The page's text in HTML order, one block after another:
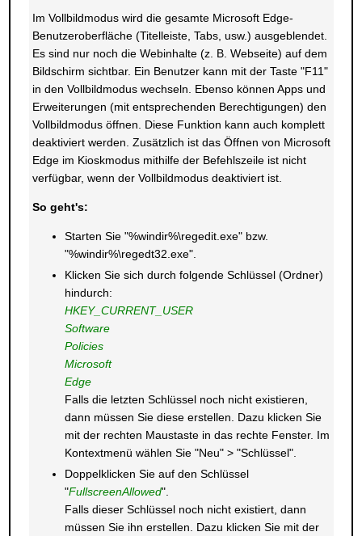
Im Vollbildmodus wird die gesamte Microsoft Edge-
Benutzeroberfläche (Titelleiste, Tabs, usw.) ausgeblendet.
Es sind nur noch die Webinhalte (z. B. Webseite) auf dem
Bildschirm sichtbar. Ein Benutzer kann mit der Taste "F11"
in den Vollbildmodus wechseln. Ebenso können Apps und
Erweiterungen (mit entsprechenden Berechtigungen) den
Vollbildmodus öffnen. Diese Funktion kann auch komplett
deaktiviert werden. Zusätzlich ist das Öffnen von Microsoft
Edge im Kioskmodus mithilfe der Befehlszeile ist nicht
verfügbar, wenn der Vollbildmodus deaktiviert ist.
So geht's:
Starten Sie "%windir%\regedit.exe" bzw.
"%windir%\regedt32.exe".
Klicken Sie sich durch folgende Schlüssel (Ordner)
hindurch:
HKEY_CURRENT_USER
Software
Policies
Microsoft
Edge
Falls die letzten Schlüssel noch nicht existieren,
dann müssen Sie diese erstellen. Dazu klicken Sie
mit der rechten Maustaste in das rechte Fenster. Im
Kontextmenü wählen Sie "Neu" > "Schlüssel".
Doppelklicken Sie auf den Schlüssel
"FullscreenAllowed".
Falls dieser Schlüssel noch nicht existiert, dann
müssen Sie ihn erstellen. Dazu klicken Sie mit der